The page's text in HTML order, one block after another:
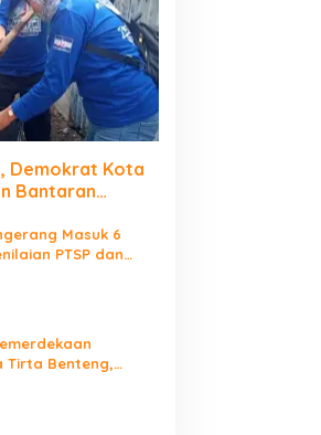
Demokrat Kota
Bantaran
Masuk 6
PTSP dan
Tirta Benteng,